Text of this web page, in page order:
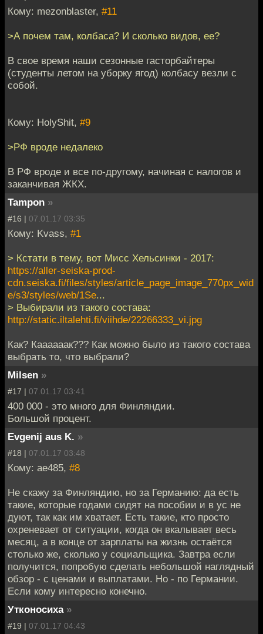
Кому: mezonblaster, #11
>А почем там, колбаса? И сколько видов, ее?
В свое время наши сезонные гасторбайтеры
(студенты летом на уборку ягод) колбасу везли с
собой.
Кому: HolyShit, #9
>РФ вроде недалеко
В РФ вроде и все по-другому, начиная с налогов и
заканчивая ЖКХ.
Tampon »
#16 | 07.01.17 03:35
Кому: Kvass, #1
> Кстати в тему, вот Мисс Хельсинки - 2017:
https://aller-seiska-prod-
cdn.seiska.fi/files/styles/article_page_image_770px_wid
e/s3/styles/web/1Se...
> Выбирали из такого состава:
http://static.iltalehti.fi/viihde/22266333_vi.jpg
Как? Каааааак??? Как можно было из такого состава
выбрать то, что выбрали?
Milsen »
#17 | 07.01.17 03:41
400 000 - это много для Финляндии.
Большой процент.
Evgenij aus K. »
#18 | 07.01.17 03:48
Кому: ae485, #8
Не скажу за Финляндию, но за Германию: да есть
такие, которые годами сидят на пособии и в ус не
дуют, так как им хватает. Есть такие, кто просто
охреневает от ситуации, когда он вкалывает весь
месяц, а в конце от зарплаты на жизнь остаётся
столько же, сколько у социальщика. Завтра если
получится, попробую сделать небольшой наглядный
обзор - с ценами и выплатами. Но - по Германии.
Если кому интересно конечно.
Утконосиха »
#19 | 07.01.17 04:43